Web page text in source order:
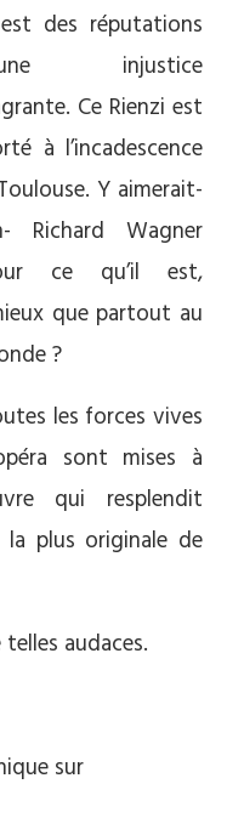
des réputations
injustice
Ce Rienzi est
à l’incadescence
Y aimerait-
Richard Wagner
ce qu’il est,
que partout au
?
les forces vives
sont mises à
qui resplendit
la plus originale de
audaces.
sur